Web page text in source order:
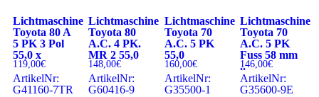
Lichtmaschine
Toyota 80 A
5 PK 3 Pol
55,0 x
119,00€
ArtikelNr:
G41160-7TR
Lichtmaschine
Toyota 80
A.C. 4 PK.
MR 2 55,0
148,00€
ArtikelNr:
G60416-9
Lichtmaschine
Toyota 70
A.C. 5 PK
55,0
160,00€
ArtikelNr:
G35500-1
Lichtmaschine
Toyota 70
A.C. 5 PK
Fuss 58 mm
..
146,00€
ArtikelNr:
G35600-9E